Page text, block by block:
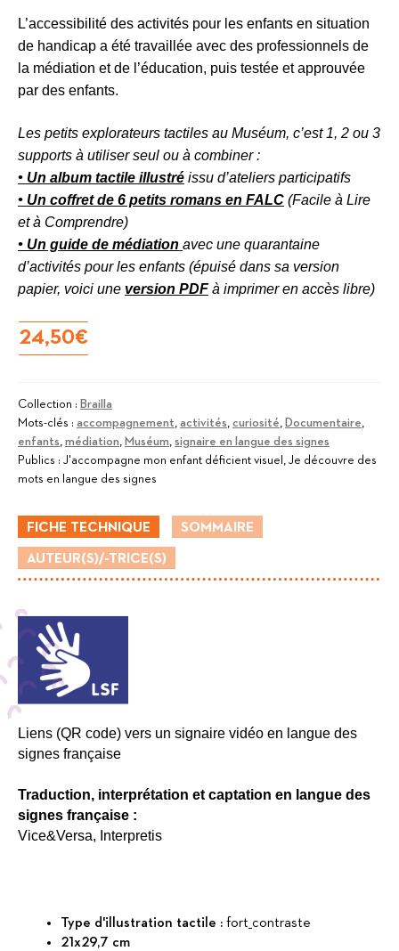
L’accessibilité des activités pour les enfants en situation
de handicap a été travaillée avec des professionnels de
la médiation et de l’éducation, puis testée et approuvée
par des enfants.
Les petits explorateurs tactiles au Muséum, c’est 1, 2 ou 3
supports à utiliser seul ou à combiner :
• Un album tactile illustré issu d’ateliers participatifs
• Un coffret de 6 petits romans en FALC (Facile à Lire
et à Comprendre)
• Un guide de médiation avec une quarantaine
d’activités pour les enfants (épuisé dans sa version
papier, voici une version PDF à imprimer en accès libre)
24,50€
Collection : Brailla
Mots-clés : accompagnement activités curiosité Documentaire
enfants médiation Muséum signaire en langue des signes
Publics : J'accompagne mon enfant déficient visuel, Je découvre des
mots en langue des signes
FICHE TECHNIQUE SOMMAIRE
AUTEUR(S)/-TRICE(S)
Liens (QR code) vers un signaire vidéo en langue des
signes française
Traduction, interprétation et captation en langue des
signes française :
Vice&Versa, Interpretis
Type d'illustration tactile : fort_contraste
21x29,7 cm